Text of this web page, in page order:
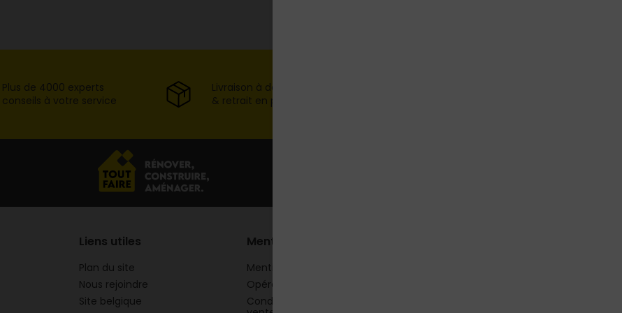
Plus de 4000 experts
conseils à votre service
Livraison à domicile
& retrait en point de vente
Liens utiles
Plan du site
Nous rejoindre
Site belgique
Mentions
Mentions légales
Opération commerciale
Conditions générales de